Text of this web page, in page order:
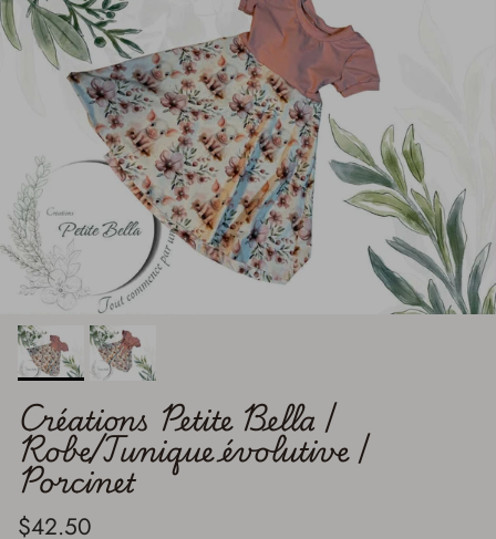
Créations Petite Bella |
Robe/Tunique évolutive |
Porcinet
$42.50